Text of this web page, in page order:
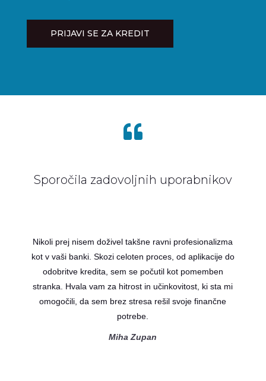
PRIJAVI SE ZA KREDIT

Sporočila zadovoljnih uporabnikov
Nikoli prej nisem doživel takšne ravni profesionalizma
kot v vaši banki. Skozi celoten proces, od aplikacije do
odobritve kredita, sem se počutil kot pomemben
stranka. Hvala vam za hitrost in učinkovitost, ki sta mi
omogočili, da sem brez stresa rešil svoje finančne
potrebe.
Miha Zupan